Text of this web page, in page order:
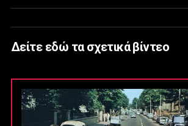
Δείτε εδώ τα σχετικά βίντεο